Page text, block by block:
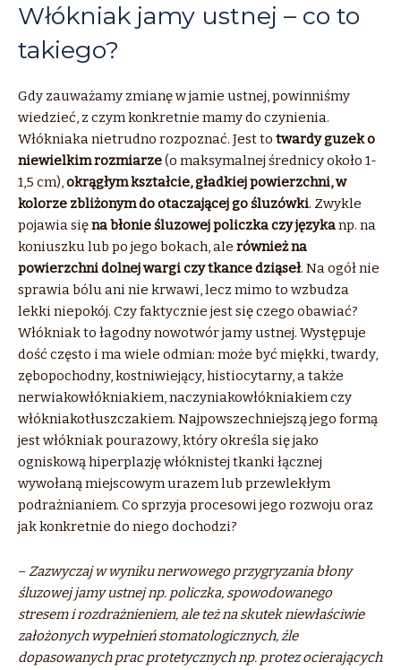
Włókniak jamy ustnej – co to
takiego?
Gdy zauważamy zmianę w jamie ustnej, powinniśmy
wiedzieć, z czym konkretnie mamy do czynienia.
Włókniaka nietrudno rozpoznać. Jest to twardy guzek o
niewielkim rozmiarze(o maksymalnej średnicy około 1-
1,5 cm),okrągłym kształcie, gładkiej powierzchni, w
kolorze zbliżonym do otaczającej go śluzówki. Zwykle
pojawia sięna błonie śluzowej policzka czy językanp. na
koniuszku lub po jego bokach, ale również na
powierzchni dolnej wargi czy tkance dziąseł. Na ogół nie
sprawia bólu ani nie krwawi, lecz mimo to wzbudza
lekki niepokój. Czy faktycznie jest się czego obawiać?
Włókniak to łagodny nowotwór jamy ustnej. Występuje
dość często i ma wiele odmian: może być miękki, twardy,
zębopochodny, kostniwiejący, histiocytarny, a także
nerwiakowłókniakiem, naczyniakowłókniakiem czy
włókniakotłuszczakiem. Najpowszechniejszą jego formą
jest włókniak pourazowy, który określa się jako
ogniskową hiperplazję włóknistej tkanki łącznej
wywołaną miejscowym urazem lub przewlekłym
podrażnianiem. Co sprzyja procesowi jego rozwoju oraz
jak konkretnie do niego dochodzi?
–Zazwyczaj w wyniku nerwowego przygryzania błony
śluzowej jamy ustnej np. policzka, spowodowanego
stresem i rozdrażnieniem, ale też na skutek niewłaściwie
założonych wypełnień stomatologicznych, źle
dopasowanych prac protetycznych np. protez ocierających